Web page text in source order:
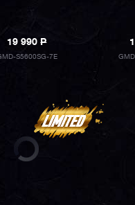
19 990P
S5600SG-7E